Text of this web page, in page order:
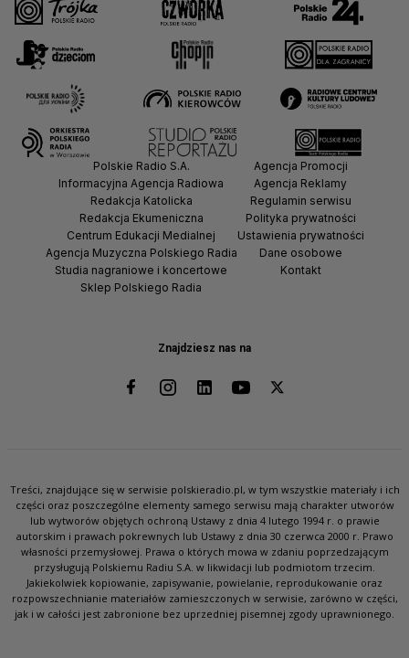
Znajdziesz nas na
Polskie Radio S.A.
Informacyjna Agencja Radiowa
Redakcja Katolicka
Redakcja Ekumeniczna
Centrum Edukacji Medialnej
Agencja Muzyczna Polskiego Radia
Studia nagraniowe i koncertowe
Sklep Polskiego Radia
Agencja Promocji
Agencja Reklamy
Regulamin serwisu
Polityka prywatności
Ustawienia prywatności
Dane osobowe
Kontakt
Treści, znajdujące się w serwisie polskieradio.pl, w tym wszystkie materiały i ich
części oraz poszczególne elementy samego serwisu mają charakter utworów
lub wytworów objętych ochroną Ustawy z dnia 4 lutego 1994 r. o prawie
autorskim i prawach pokrewnych lub Ustawy z dnia 30 czerwca 2000 r. Prawo
własności przemysłowej. Prawa o których mowa w zdaniu poprzedzającym
przysługują Polskiemu Radiu S.A. w likwidacji lub podmiotom trzecim.
Jakiekolwiek kopiowanie, zapisywanie, powielanie, reprodukowanie oraz
rozpowszechnianie materiałów zamieszczonych w serwisie, zarówno w części,
jak i w całości jest zabronione bez uprzedniej pisemnej zgody uprawnionego.